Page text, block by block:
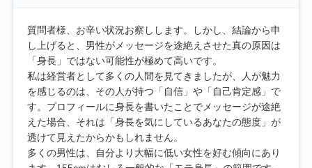
質問者様、お辛い状況お察しします。しかし、結論から申
し上げると、男性がメッセージを途絶えさせた真の原因は
「身長」ではない可能性が極めて高いです。
私は経営者として多くの人間を見てきましたが、人が魅力
を感じるのは、その人が持つ「自信」や「自己肯定感」で
す。プロフィールに身長を書いたことでメッセージが途絶
えた場合、それは「身長を気にしているあなたの態度」が
透けて見えたからかもしれません。
多くの男性は、自分より大幅に低い女性を好む傾向にあり